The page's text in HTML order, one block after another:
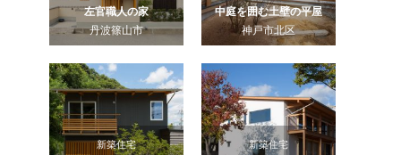
左官職人の家
丹波篠山市
中庭を囲む土壁の平屋
神戸市北区
新築住宅 新築住宅